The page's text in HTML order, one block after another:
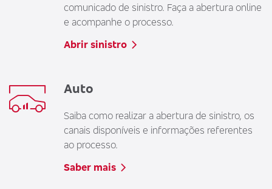
comunicado de sinistro. Faça a abertura online
e acompanhe o processo.
Abrir sinistro
Auto
Saiba como realizar a abertura de sinistro, os
canais disponíveis e informações referentes
ao processo.
Saber mais